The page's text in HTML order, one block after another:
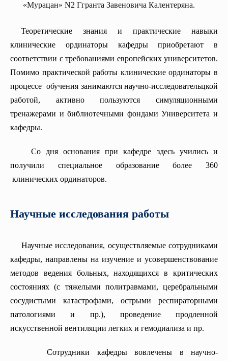
«Мурацан» N2 Ггранта Завеновича Калентеряна.
Теоретические знания и практические навыки
клинические ординаторы кафедры приобретают в
соответствии с требованиями европейских университетов.
Помимо практической работы клинические ординаторы в
процессе обучения занимаются научно-исследовательцкой
работой, активно пользуются симуляционными
тренажерами и библиотечными фондами Университета и
кафедры.
Со дня основания при кафедре здесь учились и
получили специальное образование более 360
клинических ординаторов.
Научные исследования работы
Научные исследования, осуществляемые сотрудниками
кафедры, направлены на изучение и усовершенствование
методов ведения больных, находящихся в критических
состояниях (с тяжелыми политравмами, церебральными
сосудистыми катастрофами, острыми респираторными
патологиями и пр.), проведение продленной
искусственной вентиляции легких и гемодиализа и пр.
Сотрудники кафедры вовлечены в научно-